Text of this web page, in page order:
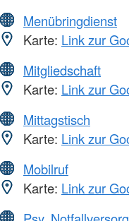
Menübringdienst
Karte: Link zur
Mitgliedschaft
Karte: Link zur
Mittagstisch
Karte: Link zur
Mobilruf
Karte: Link zur